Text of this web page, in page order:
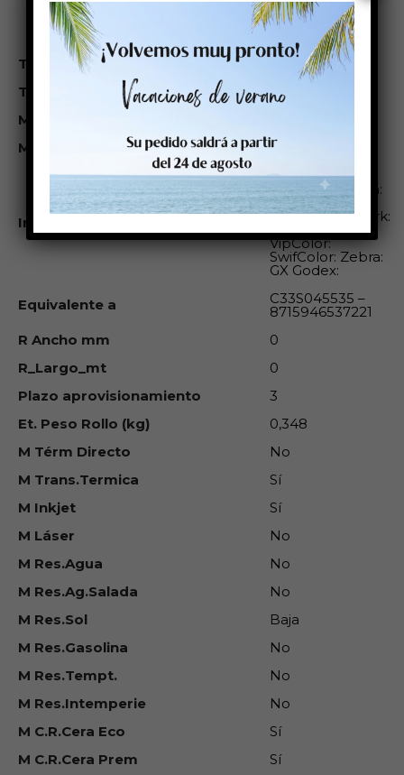
tecnologías de
impresión bajo
demanda.
Temperatura de aplicación (°C)
>0ºC
Temperatura de servicio (°C)
de -20 a + 80ºC
M Adhesión Inicial
M Adhesión Final
10 N/25mm
Impresoras compatibles
Éste rollo es
compatible con:
Cab: Mach1
Epson Colorwork:
Sato: Primera:
VipColor:
SwifColor: Zebra:
GX Godex:
Equivalente a
C33S045535 –
8715946537221
R Ancho mm
0
R_Largo_mt
0
Plazo aprovisionamiento
3
Et. Peso Rollo (kg)
0,348
M Térm Directo
No
M Trans.Termica
Sí
M Inkjet
Sí
M Láser
No
M Res.Agua
No
M Res.Ag.Salada
No
M Res.Sol
Baja
M Res.Gasolina
No
M Res.Tempt.
No
M Res.Intemperie
No
M C.R.Cera Eco
Sí
M C.R.Cera Prem
Sí